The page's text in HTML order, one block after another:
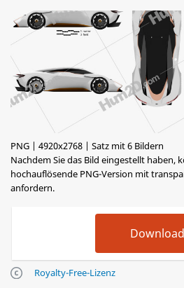
PNG | 4920x2768 | Satz mit 6 Bildern
Nachdem Sie das Bild eingestellt haben,
hochauflösende PNG-Version mit
anfordern.
Royalty-Free-Lizenz